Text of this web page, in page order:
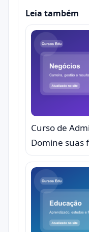
Leia também
Curso de
Domine suas